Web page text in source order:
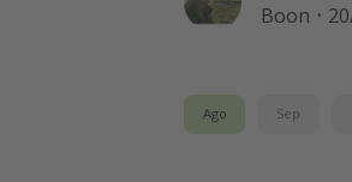
Boon ·
Ago Sep